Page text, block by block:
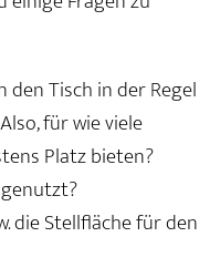
den Tisch in der Regel
für wie viele
Platz bieten?
die Stellfläche für den